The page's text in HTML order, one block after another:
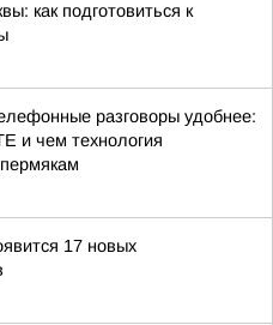
как подготовиться к
разговоры удобнее:
и чем технология
17 новых